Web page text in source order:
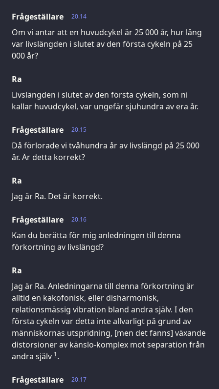
20.14
Frågeställare
Om vi antar att en huvudcykel är 25 000 år, hur lång
var livslängden i slutet av den första cykeln på 25
000 år?
Ra
Livslängden i slutet av den första cykeln, som ni
kallar huvudcykel, var ungefär sjuhundra av era år.
20.15
Frågeställare
Då förlorade vi tvåhundra år av livslängd på 25 000
år. Är detta korrekt?
Ra
Jag är Ra. Det är korrekt.
20.16
Frågeställare
Kan du berätta för mig anledningen till denna
förkortning av livslängd?
Ra
Jag är Ra. Anledningarna till denna förkortning är
alltid en kakofonisk, eller disharmonisk,
relationsmässig vibration bland andra själv. I den
första cykeln var detta inte allvarligt på grund av
människornas utspridning, [men det fanns] växande
distorsioner av känslo-komplex mot separation från
andra själv 1.
20.17
Frågeställare